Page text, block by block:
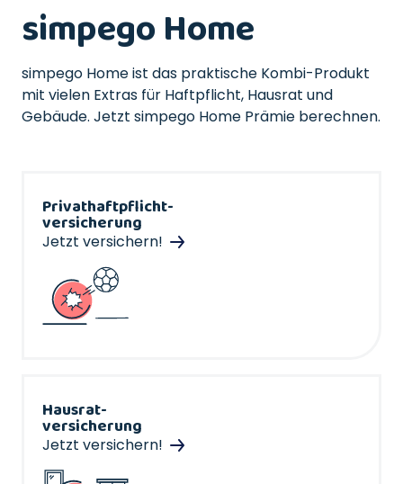
simpego Home
simpego Home ist das praktische Kombi-Produkt
mit vielen Extras für Haftpflicht, Hausrat und
Gebäude. Jetzt simpego Home Prämie berechnen.
Privathaftpflicht-
versicherung
Jetzt versichern!
Hausrat-
versicherung
Jetzt versichern!